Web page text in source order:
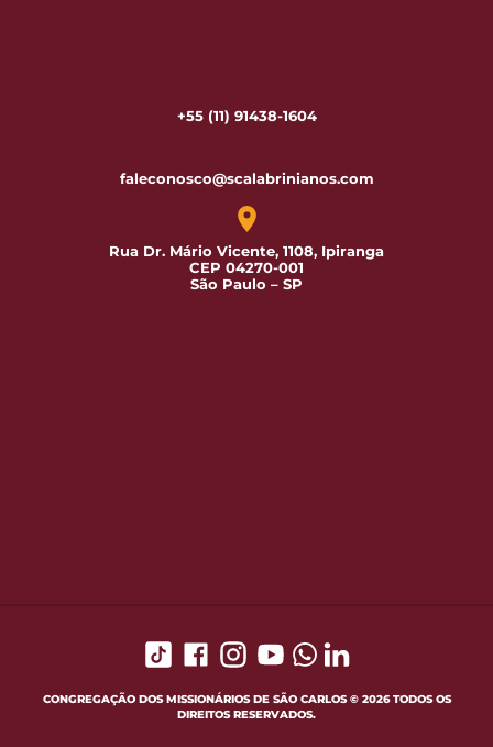
+55 (11) 91438-1604
faleconosco@scalabrinianos.com
Rua Dr. Mário Vicente, 1108, Ipiranga
CEP 04270-001
São Paulo – SP
CONGREGAÇÃO DOS MISSIONÁRIOS DE SÃO CARLOS © 2026 TODOS OS
DIREITOS RESERVADOS.